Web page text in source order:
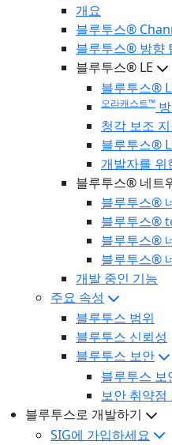
개요
블루투스®
블루투스® 방향
블루투스® LE
블루투스®
오라캐스트™
청각 보조
블루투스®
개발자를
블루투스® 네트
블루투스®
블루투스®
블루투스®
블루투스®
개발 중인 기능
주요 속성
블루투스 범위
블루투스 신뢰성
블루투스 보안
블루투스 보
보안 취약점
블루투스로 개발하기
SIG에 가입하세요